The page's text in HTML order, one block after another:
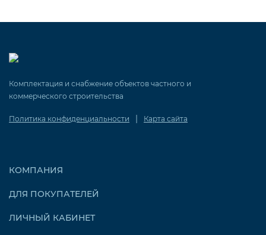
Комплектация и снабжение объектов частного и
коммерческого строительства
Политика конфиденциальности | Карта сайта
КОМПАНИЯ
ДЛЯ ПОКУПАТЕЛЕЙ
ЛИЧНЫЙ КАБИНЕТ